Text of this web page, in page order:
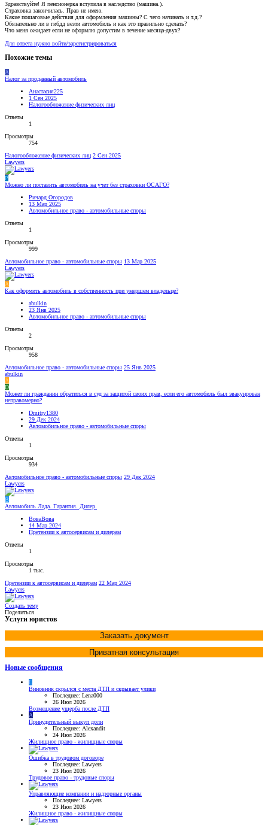
Здравствуйте! Я пенсионерка вступила в наследство (машина.).
Страховка закончилась. Прав не имею.
Какие пошаговые действия для оформления машины? С чего начинать и т.д.?
Обязательно ли в гибдд везти автомобиль и как это правильно сделать?
Что меня ожидает если не оформлю допустим в течение месяца-двух?
Для ответа нужно войти/зарегистрироваться
Похожие темы
А
Налог за проданный автомобиль
Анастасия225
1 Сен 2025
Налогообложение физических лиц
Ответы
1
Просмотры
754
Налогообложение физических лиц 2 Сен 2025
Lawyers
Р
Можно ли поставить автомобиль на учет без страховки ОСАГО?
Ричард Огородов
13 Мар 2025
Автомобильное право - автомобильные споры
Ответы
1
Просмотры
999
Автомобильное право - автомобильные споры 13 Мар 2025
Lawyers
A
Как оформить автомобиль в собственность при умершем владельце?
abulkin
23 Янв 2025
Автомобильное право - автомобильные споры
Ответы
2
Просмотры
958
Автомобильное право - автомобильные споры 25 Янв 2025
abulkin
A
D
Может ли гражданин обратиться в суд за защитой своих прав, если его автомобиль был эвакуирован
неправомерно?
Dmitry1380
29 Дек 2024
Автомобильное право - автомобильные споры
Ответы
1
Просмотры
934
Автомобильное право - автомобильные споры 29 Дек 2024
Lawyers
В
Автомобиль Лада. Гарантия. Дилер.
ВоваВова
14 Мар 2024
Претензии к автосервисам и дилерам
Ответы
1
Просмотры
1 тыс.
Претензии к автосервисам и дилерам 22 Мар 2024
Lawyers
Создать тему
Поделиться
Услуги юристов
Заказать документ
Приватная консультация
Новые сообщения
L
Виновник скрылся с места ДТП и скрывает улики
Последнее: Lena000
26 Июл 2026
Возмещение ущерба после ДТП
A
Принудительный выкуп доли
Последнее: Alexandit
24 Июл 2026
Жилищное право - жилищные споры
Ошибка в трудовом договоре
Последнее: Lawyers
23 Июл 2026
Трудовое право - трудовые споры
Управляющие компании и надзорные органы
Последнее: Lawyers
23 Июл 2026
Жилищное право - жилищные споры